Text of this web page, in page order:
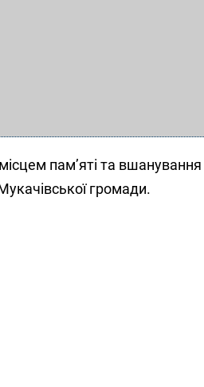
пам’яті та вшанування
громади.